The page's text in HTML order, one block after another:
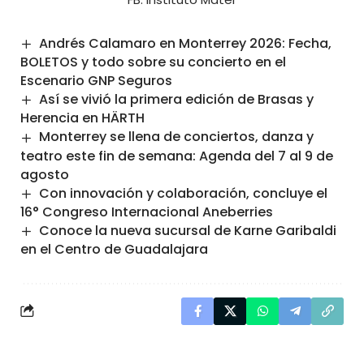
Andrés Calamaro en Monterrey 2026: Fecha,
BOLETOS y todo sobre su concierto en el
Escenario GNP Seguros
Así se vivió la primera edición de Brasas y
Herencia en HÄRTH
Monterrey se llena de conciertos, danza y
teatro este fin de semana: Agenda del 7 al 9 de
agosto
Con innovación y colaboración, concluye el
16° Congreso Internacional Aneberries
Conoce la nueva sucursal de Karne Garibaldi
en el Centro de Guadalajara